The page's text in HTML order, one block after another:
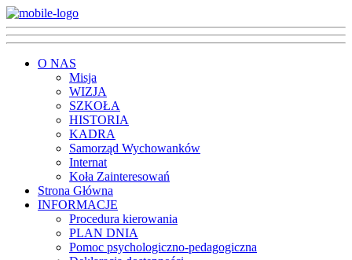
O NAS
Misja
WIZJA
SZKOŁA
HISTORIA
KADRA
Samorząd Wychowanków
Internat
Koła Zainteresowań
Strona Główna
INFORMACJE
Procedura kierowania
PLAN DNIA
Pomoc psychologiczno-pedagogiczna